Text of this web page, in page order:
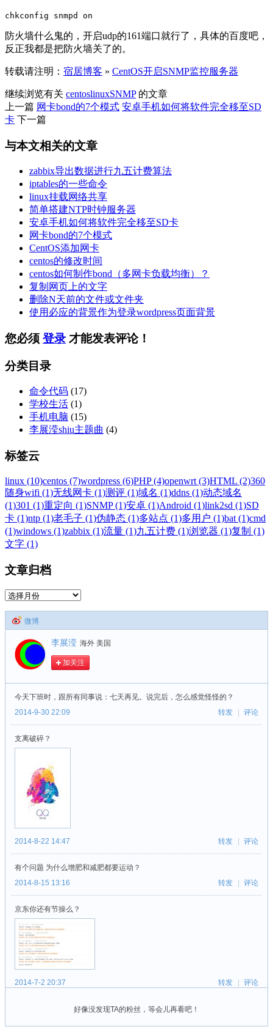
chkconfig snmpd on
防火墙什么鬼的，开启udp的161端口就行了，具体的百度吧，
反正我都是把防火墙关了的。
转载请注明： 宿居博客 » CentOS开启SNMP监控服务器
继续浏览有关 centoslinuxSNMP的文章
上一篇 网卡bond的7个模式 安卓手机如何将软件完全移至SD
卡 下一篇
与本文相关的文章
zabbix导出数据进行九五计费算法
iptables的一些命令
linux挂载网络共享
简单搭建NTP时钟服务器
安卓手机如何将软件完全移至SD卡
网卡bond的7个模式
CentOS添加网卡
centos的修改时间
centos如何制作bond（多网卡负载均衡）？
复制网页上的文字
删除N天前的文件或文件夹
使用必应的背景作为登录wordpress页面背景
您必须 登录 才能发表评论！
分类目录
命令代码 (17)
学校生活 (1)
手机电脑 (15)
李展滢shiu主题曲 (4)
标签云
linux (10)centos (7)wordpress (6)PHP (4)openwrt (3)HTML (2)360
随身wifi (1)无线网卡 (1)测评 (1)域名 (1)ddns (1)动态域名
(1)301 (1)重定向 (1)SNMP (1)安卓 (1)Android (1)link2sd (1)SD
卡 (1)ntp (1)老毛子 (1)伪静态 (1)多站点 (1)多用户 (1)bat (1)cmd
(1)windows (1)zabbix (1)流量 (1)九五计费 (1)浏览器 (1)复制 (1)
文字 (1)
文章归档